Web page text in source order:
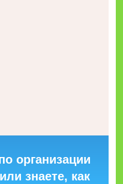
организации
знаете, как